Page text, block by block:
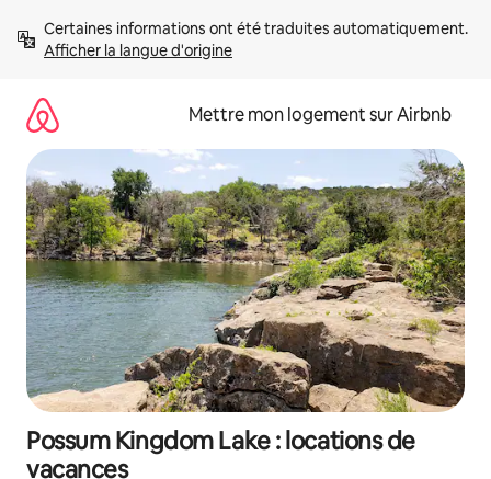
directement
Afficher la langue d'origine
Mettre mon logement sur Airbnb
Possum Kingdom Lake : locations de
vacances